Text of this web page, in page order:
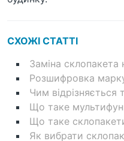
СХОЖІ СТАТТІ
Заміна склопакета
Розшифровка
Чим відрізняється
Що таке
Що таке
Як вибрати